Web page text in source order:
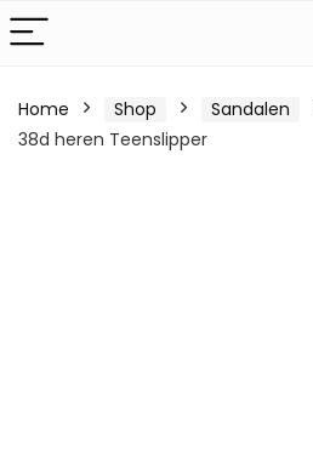
Home Shop Sandalen
38d heren Teenslipper